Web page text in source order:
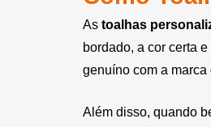
Bola Inflável
Bola Montável
Bolacha de Chopp
As toalhas
bordado, a cor certa
genuíno com a marca
Além disso, quando